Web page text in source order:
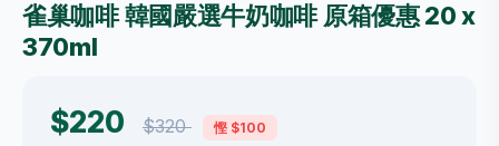
雀巢咖啡 韓國嚴選牛奶咖啡 原箱優惠 20 x
370ml
$220 $320 慳 $100